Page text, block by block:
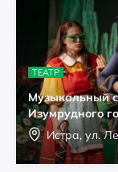
ТЕАТР
Музыкальный
Изумрудного
Истра, ул.